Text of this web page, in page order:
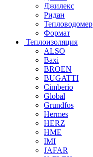
Джилекс
Ридан
Тепловодомер
Формат
Теплоизоляция
ALSO
Baxi
BROEN
BUGATTI
Cimberio
Global
Grundfos
Hermes
HERZ
HME
IMI
JAFAR